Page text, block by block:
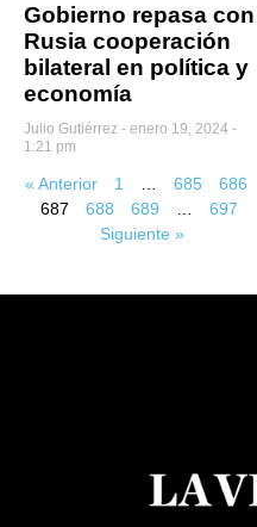
Gobierno repasa con
Rusia cooperación
bilateral en política y
economía
Julio Gutiérrez
enero 19, 2024 -
1:21 pm
« Anterior 1 685
686
687
688 689
697
Siguiente »